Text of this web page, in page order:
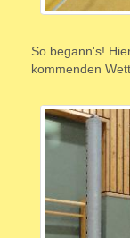
So begann's!
kommenden